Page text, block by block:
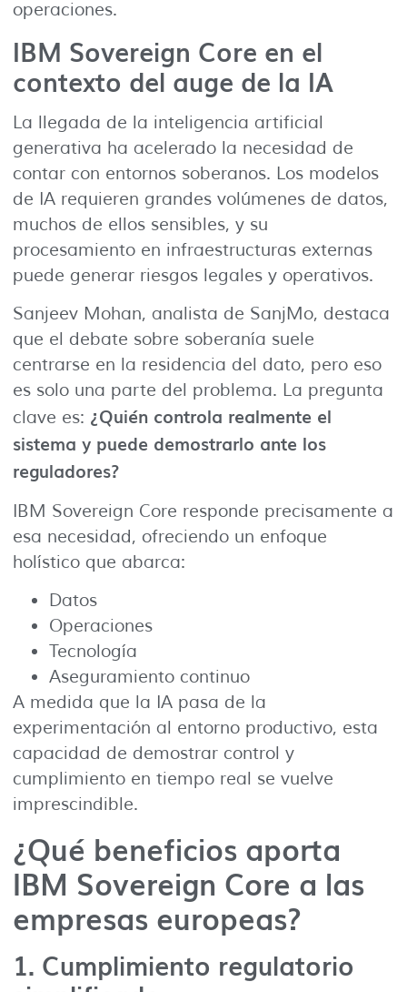
operaciones.
IBM Sovereign Core en el
contexto del auge de la IA
La llegada de la inteligencia artificial
generativa ha acelerado la necesidad de
contar con entornos soberanos. Los modelos
de IA requieren grandes volúmenes de datos,
muchos de ellos sensibles, y su
procesamiento en infraestructuras externas
puede generar riesgos legales y operativos.
Sanjeev Mohan, analista de SanjMo, destaca
que el debate sobre soberanía suele
centrarse en la residencia del dato, pero eso
es solo una parte del problema. La pregunta
clave es: ¿Quién controla realmente el
sistema y puede demostrarlo ante los
reguladores?
IBM Sovereign Core responde precisamente a
esa necesidad, ofreciendo un enfoque
holístico que abarca:
Datos
Operaciones
Tecnología
Aseguramiento continuo
A medida que la IA pasa de la
experimentación al entorno productivo, esta
capacidad de demostrar control y
cumplimiento en tiempo real se vuelve
imprescindible.
¿Qué beneficios aporta
IBM Sovereign Core a las
empresas europeas?
1. Cumplimiento regulatorio